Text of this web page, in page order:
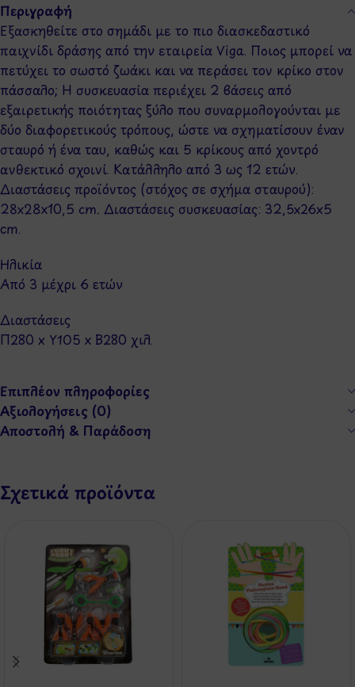
Περιγραφή
Εξασκηθείτε στο σημάδι με το πιο διασκεδαστικό
παιχνίδι δράσης από την εταιρεία Viga. Ποιος μπορεί να
πετύχει το σωστό ζωάκι και να περάσει τον κρίκο στον
πάσσαλο; Η συσκευασία περιέχει 2 βάσεις από
εξαιρετικής ποιότητας ξύλο που συναρμολογούνται με
δύο διαφορετικούς τρόπους, ώστε να σχηματίσουν έναν
σταυρό ή ένα ταυ, καθώς και 5 κρίκους από χοντρό
ανθεκτικό σχοινί. Κατάλληλο από 3 ως 12 ετών.
Διαστάσεις προϊόντος (στόχος σε σχήμα σταυρoύ):
28x28x10,5 cm. Διαστάσεις συσκευασίας: 32,5x26x5
cm.
Ηλικία
Από 3 μέχρι 6 ετών
Διαστάσεις
Π280 x Y105 x Β280 χιλ.
Επιπλέον πληροφορίες
Αξιολογήσεις (0)
Αποστολή & Παράδοση
Σχετικά προϊόντα